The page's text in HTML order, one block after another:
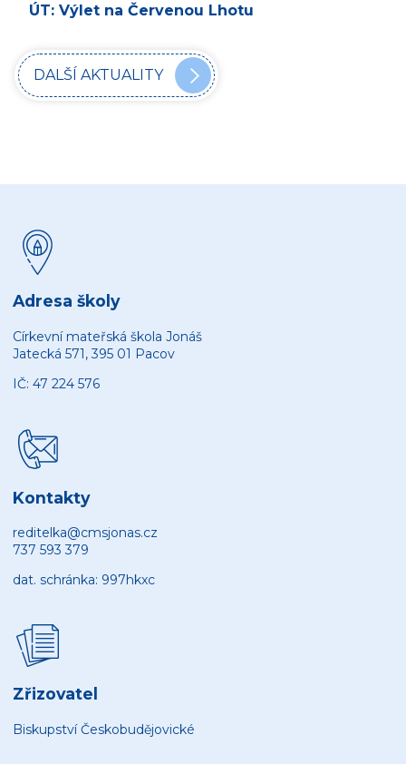
ÚT: Výlet na Červenou Lhotu
DALŠÍ AKTUALITY
Adresa školy
Církevní mateřská škola Jonáš
Jatecká 571, 395 01 Pacov
IČ: 47 224 576
Kontakty
reditelka@cmsjonas.cz
737 593 379
dat. schránka: 997hkxc
Zřizovatel
Biskupství Českobudějovické